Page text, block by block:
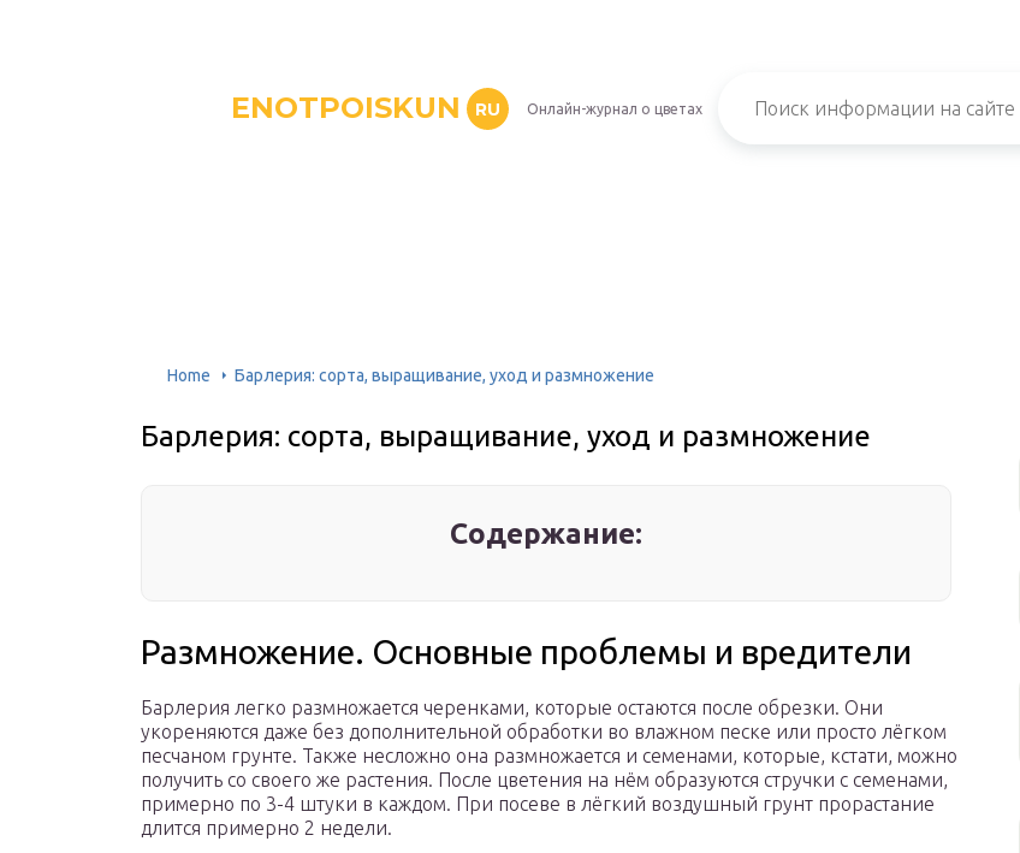
ENOTPOISKUN RU Онлайн-журнал о цветах
Home Барлерия: сорта, выращивание, уход и размножение
Барлерия: сорта, выращивание, уход и размножение
Содержание:
Размножение. Основные проблемы и вредители
Барлерия легко размножается черенками, которые остаются после обрезки. Они
укореняются даже без дополнительной обработки во влажном песке или просто лёгком
песчаном грунте. Также несложно она размножается и семенами, которые, кстати, можно
получить со своего же растения. После цветения на нём образуются стручки с семенами,
примерно по 3-4 штуки в каждом. При посеве в лёгкий воздушный грунт прорастание
длится примерно 2 недели.